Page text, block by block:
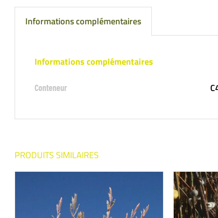
Informations complémentaires
Informations complémentaires
Conteneur
PRODUITS SIMILAIRES